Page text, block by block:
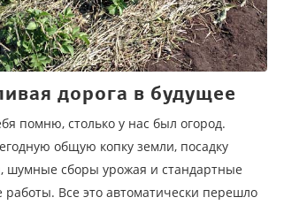
дорога в будущее
помню, столько у нас был огород.
общую копку земли, посадку
шумные сборы урожая и стандартные
работы. Все это автоматически перешло